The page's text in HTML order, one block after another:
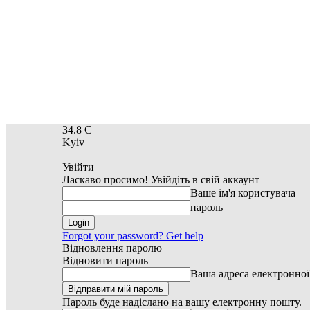
34.8 C
Kyiv
Увійти
Ласкаво просимо! Увійдіть в свій аккаунт
Ваше ім'я користувача
пароль
Forgot your password? Get help
Відновлення паролю
Відновити пароль
Ваша адреса
Пароль буде надіслано на вашу електронну пошту.